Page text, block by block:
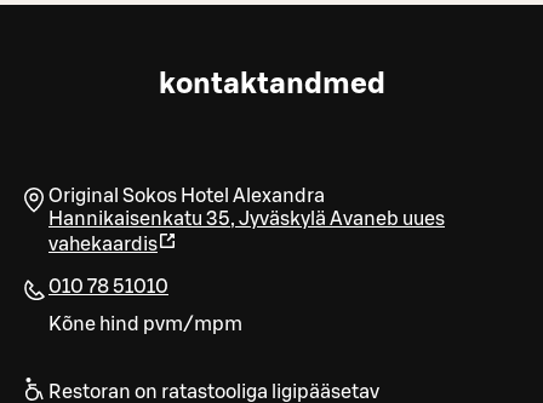
kontaktandmed
Original Sokos Hotel Alexandra
Hannikaisenkatu 35, Jyväskylä Avaneb uues
vahekaardis
010 78 51010
Kõne hind pvm/mpm
Restoran on ratastooliga ligipääsetav